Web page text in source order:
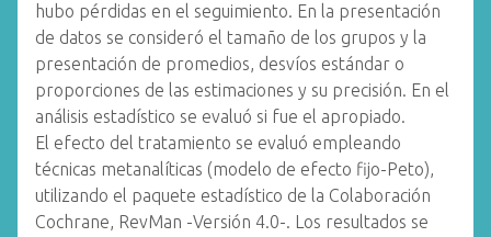
hubo pérdidas en el seguimiento. En la presentación
de datos se consideró el tamaño de los grupos y la
presentación de promedios, desvíos estándar o
proporciones de las estimaciones y su precisión. En el
análisis estadístico se evaluó si fue el apropiado.
El efecto del tratamiento se evaluó empleando
técnicas metanalíticas (modelo de efecto fijo-Peto),
utilizando el paquete estadístico de la Colaboración
Cochrane, RevMan -Versión 4.0-. Los resultados se